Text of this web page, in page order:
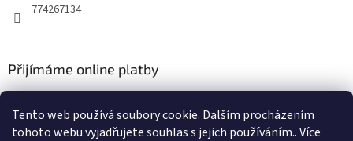
Tento web používá soubory cookie. Dalším procházením
tohoto webu vyjadřujete souhlas s jejich používáním.. Více
774267134
Přijímáme online platby